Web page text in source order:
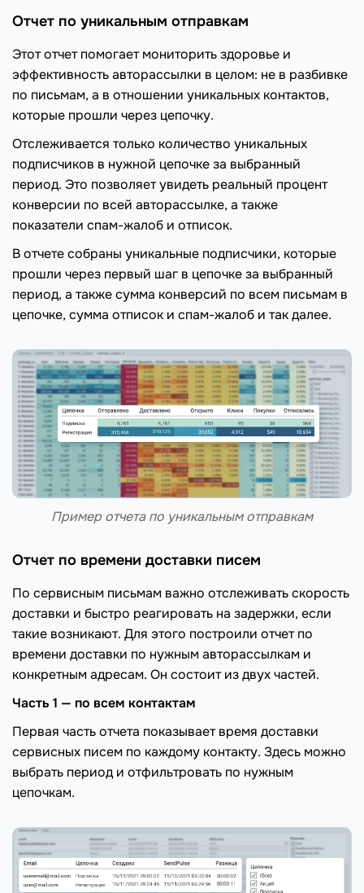
Отчет по уникальным отправкам
Этот отчет помогает мониторить здоровье и
эффективность авторассылки в целом: не в разбивке
по письмам, а в отношении уникальных контактов,
которые прошли через цепочку.
Отслеживается только количество уникальных
подписчиков в нужной цепочке за выбранный
период. Это позволяет увидеть реальный процент
конверсии по всей авторассылке, а также
показатели спам-жалоб и отписок.
В отчете собраны уникальные подписчики, которые
прошли через первый шаг в цепочке за выбранный
период, а также сумма конверсий по всем письмам в
цепочке, сумма отписок и спам-жалоб и так далее.
Пример отчета по уникальным отправкам
Отчет по времени доставки писем
По сервисным письмам важно отслеживать скорость
доставки и быстро реагировать на задержки, если
такие возникают. Для этого построили отчет по
времени доставки по нужным авторассылкам и
конкретным адресам. Он состоит из двух частей.
Часть 1 — по всем контактам
Первая часть отчета показывает время доставки
сервисных писем по каждому контакту. Здесь можно
выбрать период и отфильтровать по нужным
цепочкам.